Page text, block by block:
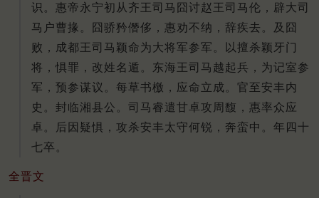
识。惠帝永宁初从齐王司马囧讨赵王司马伦，辟大司
马户曹掾。囧骄矜僭侈，惠劝不纳，辞疾去。及囧
败，成都王司马颖命为大将军参军。以擅杀颖牙门
将，惧罪，改姓名遁。东海王司马越起兵，为记室参
军，预参谋议。每草书檄，应命立成。官至安丰内
史。封临湘县公。司马睿遣甘卓攻周馥，惠率众应
卓。后因疑惧，攻杀安丰太守何锐，奔蛮中。年四十
七卒。
全晋文